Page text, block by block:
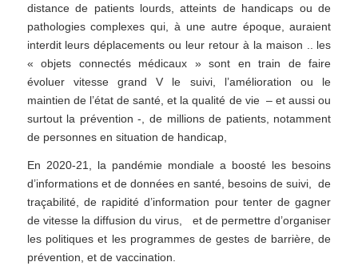
distance de patients lourds, atteints de handicaps ou de
pathologies complexes qui, à une autre époque, auraient
interdit leurs déplacements ou leur retour à la maison .. les
« objets connectés médicaux » sont en train de faire
évoluer vitesse grand V le suivi, l’amélioration ou le
maintien de l’état de santé, et la qualité de vie – et aussi ou
surtout la prévention -, de millions de patients, notamment
de personnes en situation de handicap,
En 2020-21, la pandémie mondiale a boosté les besoins
d’informations et de données en santé, besoins de suivi, de
traçabilité, de rapidité d’information pour tenter de gagner
de vitesse la diffusion du virus, et de permettre d’organiser
les politiques et les programmes de gestes de barrière, de
prévention, et de vaccination.